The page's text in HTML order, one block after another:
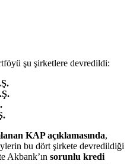
şu şirketlere devredildi:
KAP açıklamasında,
bu dört şirkete devredildiği
Akbank’ın sorunlu kredi